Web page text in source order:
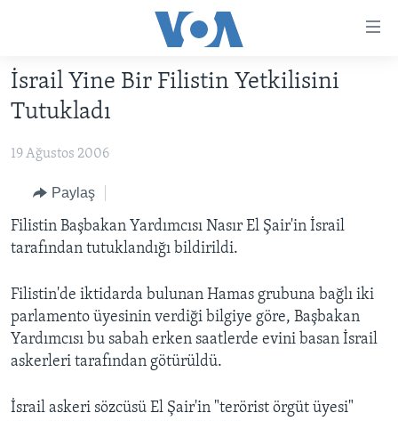
geç
Ana
geç
AMERİKA
ORTADOĞU
AVRUPA
ULUSLARARASI
SAĞLIK
BİLİM VE TEKNOLOJİ
EKONOMİ
HAYATTAN
AMERİKA'DA YAŞAM
UKRAYNA KRİZİ
YAPAY ZEKA
YORUMLAR
AMERIKA'YA ÖZEL
İNGİLİZCE DERSLERİ
MULTİMEDYA
VİDEO GALERİ
LEARNING ENGLISH
BIZI TAKIP EDIN
İsrail Yine Bir Filistin Yetkilisini
Tutukladı
19 Ağustos 2006
Paylaş
Filistin Başbakan Yardımcısı Nasır El Şair'in İsrail
tarafından tutuklandığı bildirildi.
Filistin'de iktidarda bulunan Hamas grubuna bağlı iki
parlamento üyesinin verdiği bilgiye göre, Başbakan
Yardımcısı bu sabah erken saatlerde evini basan İsrail
askerleri tarafından götürüldü.
İsrail askeri sözcüsü El Şair'in "terörist örgüt üyesi"